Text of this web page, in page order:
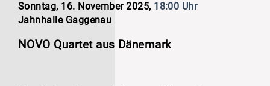
Sonntag, 16. November 2025, 18:00 Uhr
Jahnhalle Gaggenau
NOVO Quartet aus Dänemark